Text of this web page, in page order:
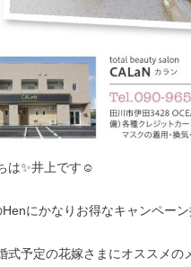
は✨井上です☺️
にかなりお得なキャンペーン
式予定の花嫁さまにオススメの